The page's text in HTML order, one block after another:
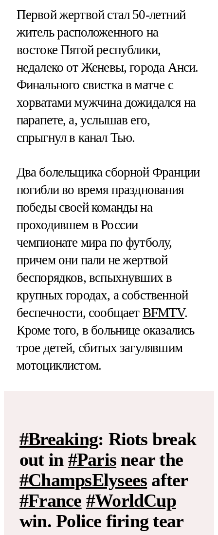
Первой жертвой стал 50-летний
житель расположенного на
востоке Пятой республики,
недалеко от Женевы, города Анси.
Финального свистка в матче с
хорватами мужчина дожидался на
парапете, а, услышав его,
спрыгнул в канал Тью.
Два болельщика сборной Франции
погибли во время празднования
победы своей команды на
проходившем в России
чемпионате мира по футболу,
причем они пали не жертвой
беспорядков, вспыхнувших в
крупных городах, а собственной
беспечности, сообщает BFMTV.
Кроме того, в больнице оказались
трое детей, сбитых загулявшим
мотоциклистом.
#Breaking: Riots break
out in #Paris near the
#ChampsElysees after
#France #WorldCup
win. Police firing tear